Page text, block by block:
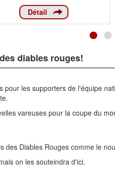
Détail
diables rouges!
les supporters de l'équipe
vareuses pour la coupe du
des Diables Rouges comme le
on les souteindra d'ici.